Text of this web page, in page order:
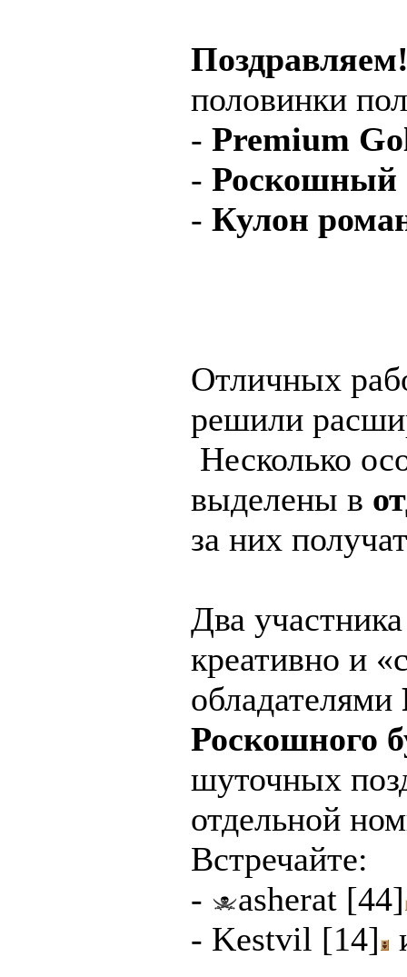
половинки
- Premium
- Роскошный
- Кулон
Отличных
решили
Несколько
выделены в
за них
Два
креативно и
обладателями
Роскошного
шуточных
отдельной
Встречайте:
-
asherat [44]
- Kestvil [14]